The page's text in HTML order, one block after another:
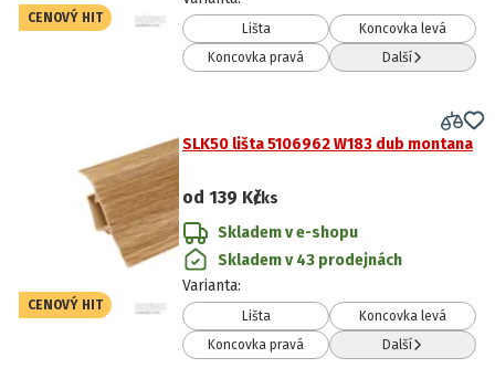
CENOVÝ HIT
Lišta
Koncovka levá
Koncovka pravá
Další
CENOVÝ HIT
SLK50 lišta 5106962 W183 dub montana
od 139 Kč/ks
Skladem v e-shopu
Skladem v 43 prodejnách
Varianta:
Lišta
Koncovka levá
Koncovka pravá
Další